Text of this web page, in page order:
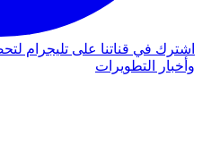
اشترك في قناتنا على
وأخبار التطويرات